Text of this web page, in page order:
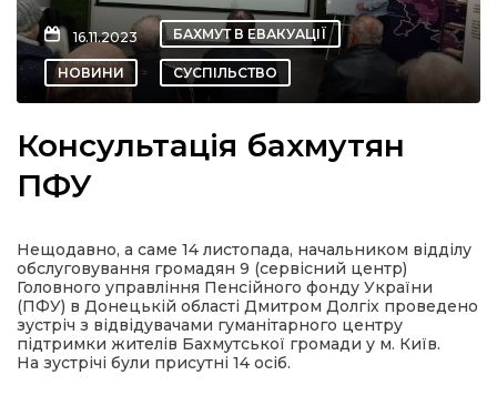
новини
політика
16.11.2023 БАХМУТ В ЕВАКУАЦІЇ
НОВИНИ СУСПІЛЬСТВО
Консультація бахмутян
ПФУ
Нещодавно, а саме 14 листопада, начальником відділу
обслуговування громадян 9 (сервісний центр)
Головного управління Пенсійного фонду України
(ПФУ) в Донецькій області Дмитром Долгіх проведено
зустріч з відвідувачами гуманітарного центру
підтримки жителів Бахмутської громади у м. Київ.
На зустрічі були присутні 14 осіб.